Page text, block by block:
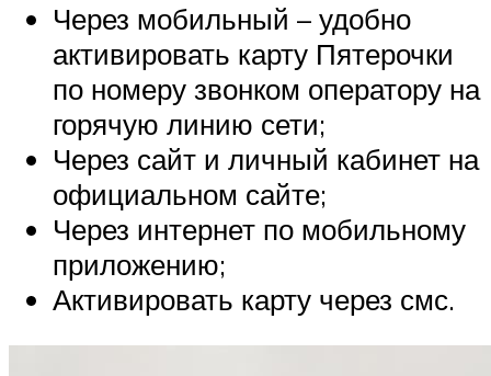
Через мобильный – удобно
активировать карту Пятерочки
по номеру звонком оператору на
горячую линию сети;
Через сайт и личный кабинет на
официальном сайте;
Через интернет по мобильному
приложению;
Активировать карту через смс.